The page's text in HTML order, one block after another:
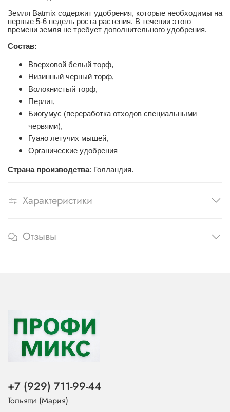
Земля Batmix содержит удобрения, которые необходимы на
первые 5-6 недель роста растения. В течении этого
времени земля не требует дополнительного удобрения.
Состав:
Вверховой белый торф,
Низинный черный торф,
Волокнистый торф,
Перлит,
Биогумус (переработка отходов специальными
червями),
Гуано летучих мышей,
Органические удобрения
Страна производства: Голландия.
Характеристики
Отзывы
+7 (929) 711-99-44
Тольятти (Мария)